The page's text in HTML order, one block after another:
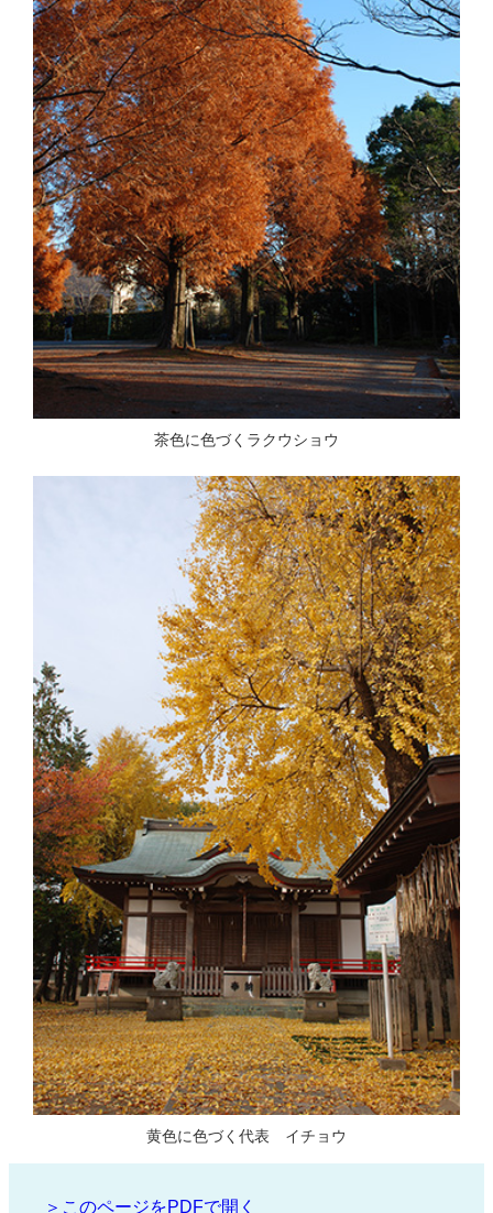
茶色に色づくラクウショウ
黄色に色づく代表 イチョウ
＞このページをPDFで開く